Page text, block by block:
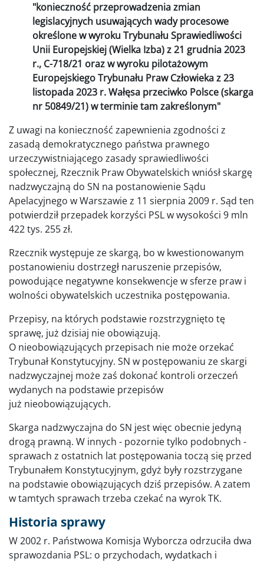
"konieczność przeprowadzenia zmian
legislacyjnych usuwających wady procesowe
określone w wyroku Trybunału Sprawiedliwości
Unii Europejskiej (Wielka Izba) z 21 grudnia 2023
r., C-718/21 oraz w wyroku pilotażowym
Europejskiego Trybunału Praw Człowieka z 23
listopada 2023 r. Wałęsa przeciwko Polsce (skarga
nr 50849/21) w terminie tam zakreślonym"
Z uwagi na konieczność zapewnienia zgodności z
zasadą demokratycznego państwa prawnego
urzeczywistniającego zasady sprawiedliwości
społecznej, Rzecznik Praw Obywatelskich wniósł skargę
nadzwyczajną do SN na postanowienie Sądu
Apelacyjnego w Warszawie z 11 sierpnia 2009 r. Sąd ten
potwierdził przepadek korzyści PSL w wysokości 9 mln
422 tys. 255 zł.
Rzecznik występuje ze skargą, bo w kwestionowanym
postanowieniu dostrzegł naruszenie przepisów,
powodujące negatywne konsekwencje w sferze praw i
wolności obywatelskich uczestnika postępowania.
Przepisy, na których podstawie rozstrzygnięto tę
sprawę, już dzisiaj nie obowiązują.
O nieobowiązujących przepisach nie może orzekać
Trybunał Konstytucyjny. SN w postępowaniu ze skargi
nadzwyczajnej może zaś dokonać kontroli orzeczeń
wydanych na podstawie przepisów
już nieobowiązujących.
Skarga nadzwyczajna do SN jest więc obecnie jedyną
drogą prawną. W innych - pozornie tylko podobnych -
sprawach z ostatnich lat postępowania toczą się przed
Trybunałem Konstytucyjnym, gdyż były rozstrzygane
na podstawie obowiązujących dziś przepisów. A zatem
w tamtych sprawach trzeba czekać na wyrok TK.
Historia sprawy
W 2002 r. Państwowa Komisja Wyborcza odrzuciła dwa
sprawozdania PSL: o przychodach, wydatkach i